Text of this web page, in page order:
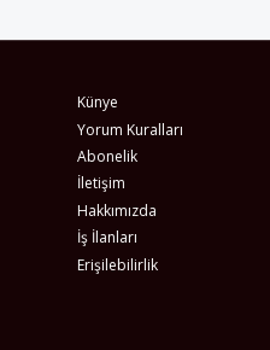
Künye
Yorum Kuralları
Abonelik
İletişim
Hakkımızda
İş İlanları
Erişilebilirlik